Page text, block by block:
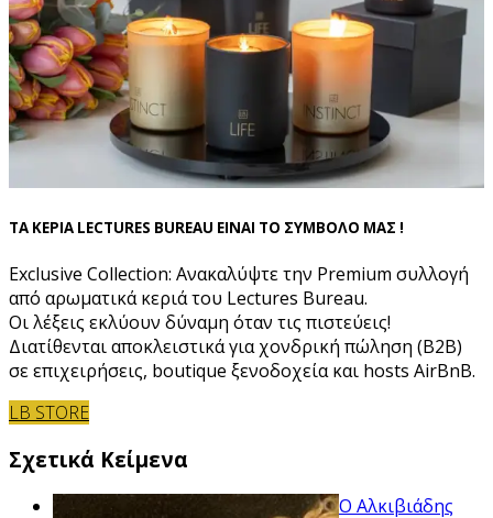
ΤΑ ΚΕΡΙΑ LECTURES BUREAU ΕΙΝΑΙ ΤΟ ΣΥΜΒΟΛΟ ΜΑΣ !
Exclusive Collection: Ανακαλύψτε την Premium συλλογή
από αρωματικά κεριά του Lectures Bureau.
Οι λέξεις εκλύουν δύναμη όταν τις πιστεύεις!
Διατίθενται αποκλειστικά για χονδρική πώληση (B2B)
σε επιχειρήσεις, boutique ξενοδοχεία και hosts AirBnB.
LB STORE
Σχετικά Κείμενα
Ο Αλκιβιάδης